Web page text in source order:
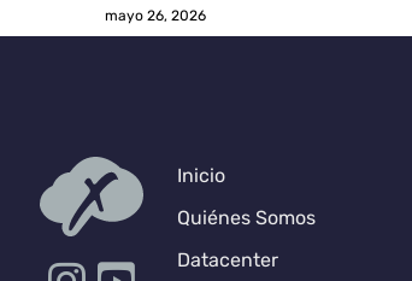
mayo 26, 2026
Inicio
Quiénes Somos
Datacenter